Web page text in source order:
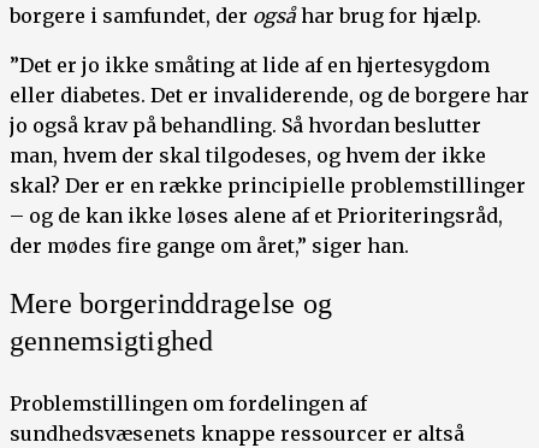
borgere i samfundet, der ogsåhar brug for hjælp.
”Det er jo ikke småting at lide af en hjertesygdom
eller diabetes. Det er invaliderende, og de borgere har
jo også krav på behandling. Så hvordan beslutter
man, hvem der skal tilgodeses, og hvem der ikke
skal? Der er en række principielle problemstillinger
– og de kan ikke løses alene af et Prioriteringsråd,
der mødes fire gange om året,” siger han.
Mere borgerinddragelse og
gennemsigtighed
Problemstillingen om fordelingen af
sundhedsvæsenets knappe ressourcer er altså